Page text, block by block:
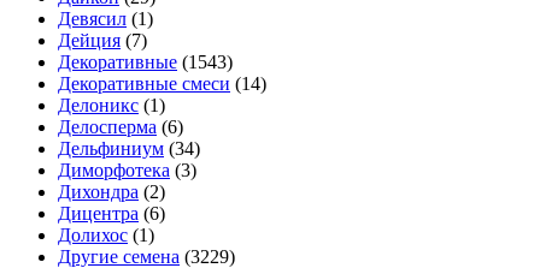
Девясил (1)
Дейция (7)
Декоративные (1543)
Декоративные смеси (14)
Делоникс (1)
Делосперма (6)
Дельфиниум (34)
Диморфотека (3)
Дихондра (2)
Дицентра (6)
Долихос (1)
Другие семена (3229)